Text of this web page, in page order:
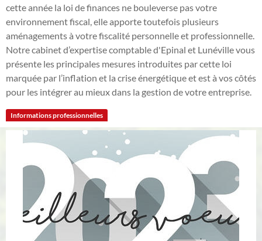
cette année la loi de finances ne bouleverse pas votre
environnement fiscal, elle apporte toutefois plusieurs
aménagements à votre fiscalité personnelle et professionnelle.
Notre cabinet d’expertise comptable d'Epinal et Lunéville vous
présente les principales mesures introduites par cette loi
marquée par l’inflation et la crise énergétique et est à vos côtés
pour les intégrer au mieux dans la gestion de votre entreprise.
Informations professionnelles